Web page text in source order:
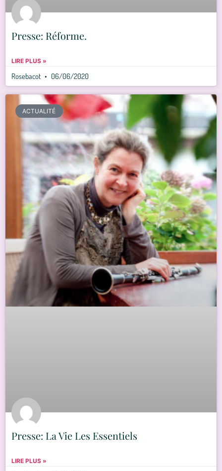
Presse: Réforme.
LIRE PLUS »
Rosebacot 06/06/2020
ACTUALITÉ
Presse: La Vie Les Essentiels
LIRE PLUS »